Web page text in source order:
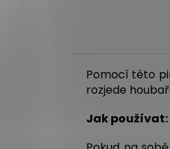
Pomocí této
rozjede
Jak používat: